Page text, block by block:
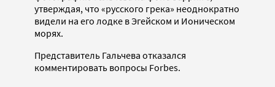
утверждая, что «русского грека» неоднократно
видели на его лодке в Эгейском и Ионическом
морях.
Представитель Гальчева отказался
комментировать вопросы Forbes.